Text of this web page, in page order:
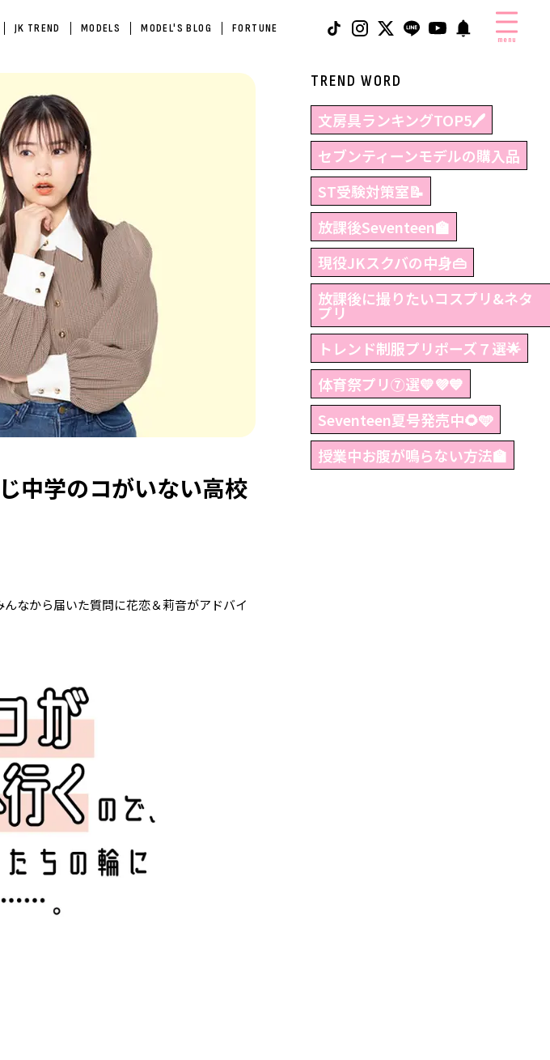
JK TREND MODELS MODEL'S BLOG FORTUNE
menu
中学のコがいない高校
なから届いた質問に花恋＆莉音がアドバイ
TREND WORD
文房具ランキングTOP5🖊
セブンティーンモデルの購入品
ST受験対策室📝
放課後Seventeen🏫
現役JKスクバの中身👜
放課後に撮りたいコスプリ&ネタ
プリ
トレンド制服プリポーズ７選🌟
体育祭プリ⑦選💛💜💙
Seventeen夏号発売中🌻🩵
授業中お腹が鳴らない方法🏫